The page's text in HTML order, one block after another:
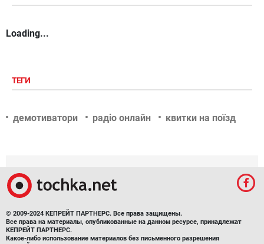
Loading...
ТЕГИ
демотиватори радіо онлайн квитки на поїзд
© 2009-2024 КЕПРЕЙТ ПАРТНЕРС. Все права защищены.
Все права на материалы, опубликованные на данном ресурсе, принадлежат
КЕПРЕЙТ ПАРТНЕРС.
Какое-либо использование материалов без письменного разрешения